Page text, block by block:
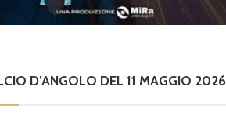
D’ANGOLO DEL 11 MAGGIO 2026